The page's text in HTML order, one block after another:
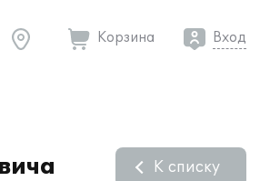
Корзина Вход
К списку